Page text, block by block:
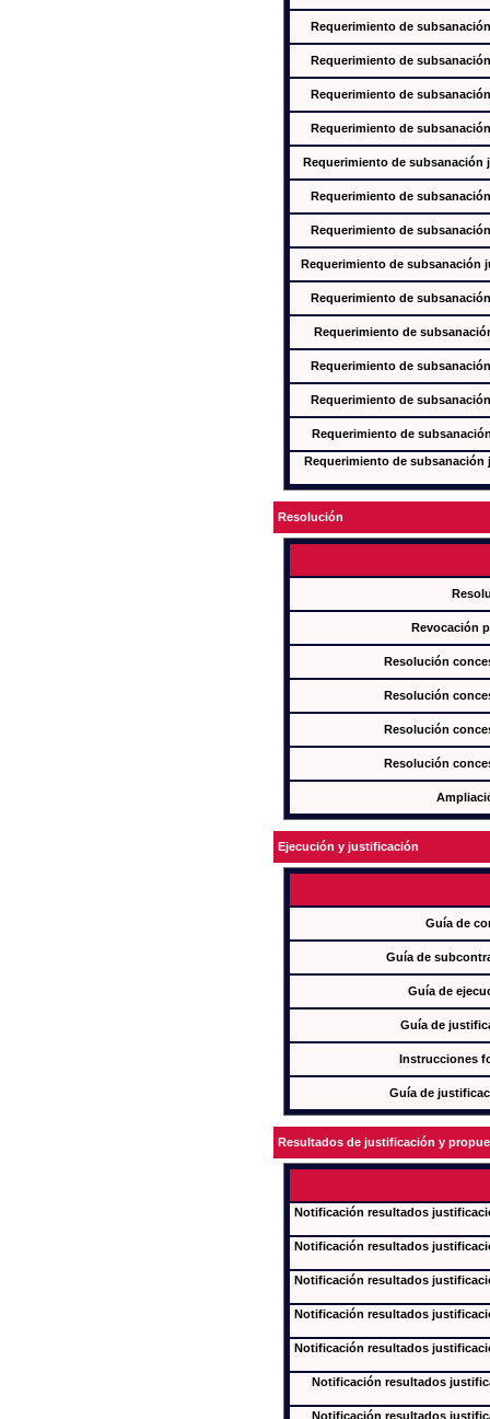
Requerimiento de
Requerimiento de
Requerimiento de
Requerimiento de
Requerimiento de subsanación
Requerimiento de
Requerimiento de
Requerimiento de subsanación
Requerimiento de
Requerimiento de
Requerimiento de
Requerimiento de
Requerimiento de
Requerimiento de
Resolución
Revocación
Resolución
Resolución
Resolución
Resolución
Ejecución y justificación
Guía de
Guía de
Guía de
Guía de
Instrucciones
Guía de
Resultados de justificación y
Notificación resultados
Notificación resultados
Notificación resultados
Notificación resultados
Notificación resultados
Notificación resultados
Notificación resultados